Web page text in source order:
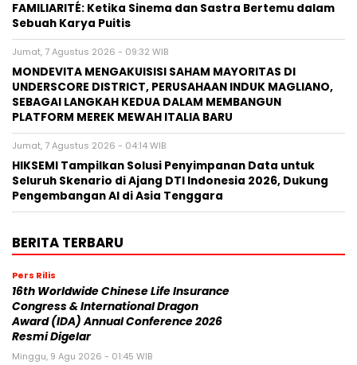
FAMILIARITÉ: Ketika Sinema dan Sastra Bertemu dalam
Sebuah Karya Puitis
Jumat, 7 Agustus 2026 - 09:32 WIB
MONDEVITA MENGAKUISISI SAHAM MAYORITAS DI
UNDERSCORE DISTRICT, PERUSAHAAN INDUK MAGLIANO,
SEBAGAI LANGKAH KEDUA DALAM MEMBANGUN
PLATFORM MEREK MEWAH ITALIA BARU
Jumat, 7 Agustus 2026 - 04:14 WIB
HIKSEMI Tampilkan Solusi Penyimpanan Data untuk
Seluruh Skenario di Ajang DTI Indonesia 2026, Dukung
Pengembangan AI di Asia Tenggara
BERITA TERBARU
Pers Rilis
16th Worldwide Chinese Life Insurance
Congress & International Dragon
Award (IDA) Annual Conference 2026
Resmi Digelar
Minggu, 9 Agu 2026 - 01:45 WIB